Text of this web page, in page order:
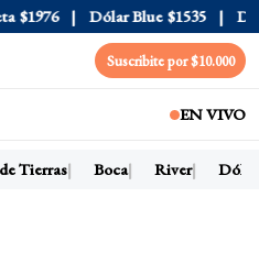
Dólar Blue $1535 Dólar
Suscribite por $10.000
EN VIVO
Tierras Boca River Dólar